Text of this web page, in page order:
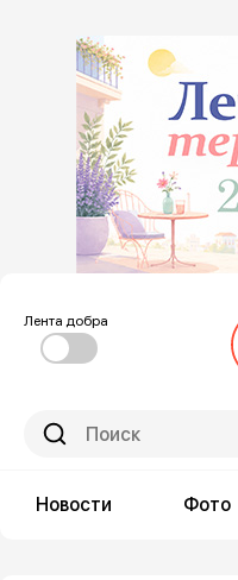
Лента добра
Новости Фото